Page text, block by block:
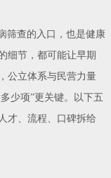
筛查的入口，也是健康
细节，都可能让早期
公立体系与民营力量
少项”更关键。以下五
才、流程、口碑拆给